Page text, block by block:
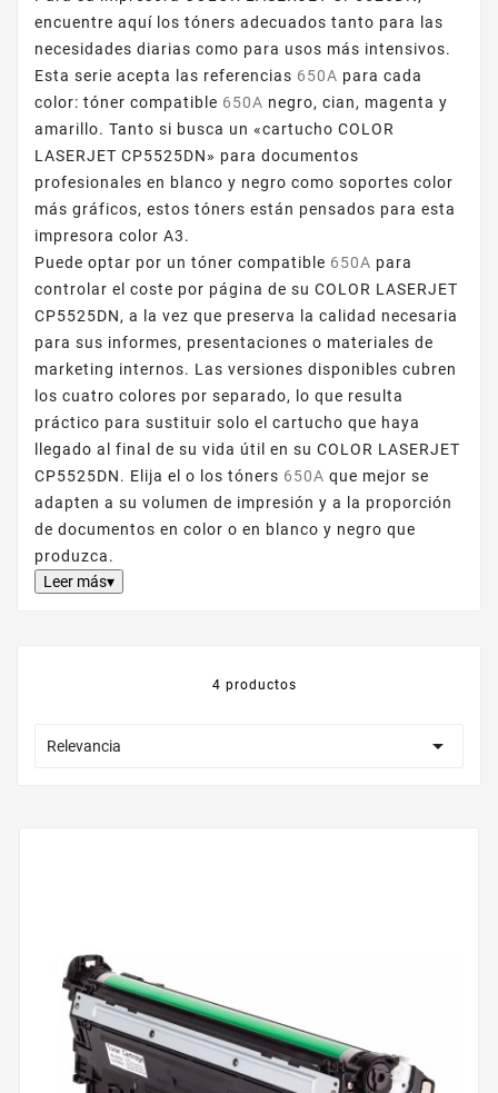
encuentre aquí los tóners adecuados tanto para las
necesidades diarias como para usos más intensivos.
Esta serie acepta las referencias 650A para cada
color: tóner compatible 650A negro, cian, magenta y
amarillo. Tanto si busca un «cartucho COLOR
LASERJET CP5525DN» para documentos
profesionales en blanco y negro como soportes color
más gráficos, estos tóners están pensados para esta
impresora color A3.
Puede optar por un tóner compatible 650A para
controlar el coste por página de su COLOR LASERJET
CP5525DN, a la vez que preserva la calidad necesaria
para sus informes, presentaciones o materiales de
marketing internos. Las versiones disponibles cubren
los cuatro colores por separado, lo que resulta
práctico para sustituir solo el cartucho que haya
llegado al final de su vida útil en su COLOR LASERJET
CP5525DN. Elija el o los tóners 650A que mejor se
adapten a su volumen de impresión y a la proporción
de documentos en color o en blanco y negro que
produzca.
Leer más▾
4 productos
Relevancia 